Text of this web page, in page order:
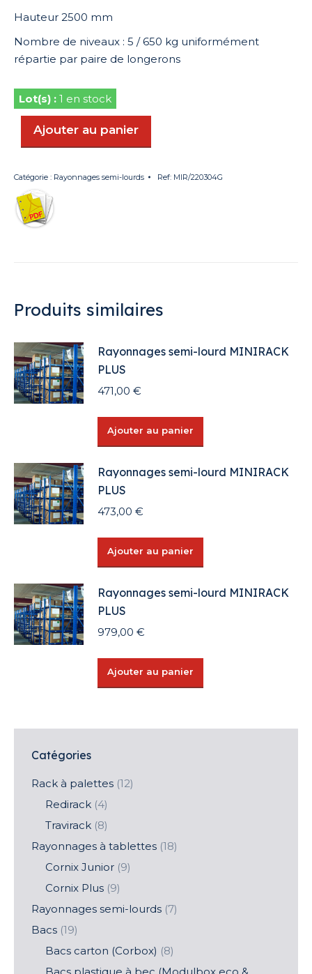
Hauteur 2500 mm
Nombre de niveaux : 5 / 650 kg uniformément
répartie par paire de longerons
1 en stock
Ajouter au panier
Catégorie : Rayonnages semi-lourds Ref: MIR/220304G
Produits similaires
Rayonnages semi-lourd MINIRACK
PLUS
471,00 €
Ajouter au panier
Rayonnages semi-lourd MINIRACK
PLUS
473,00 €
Ajouter au panier
Rayonnages semi-lourd MINIRACK
PLUS
979,00 €
Ajouter au panier
Catégories
Rack à palettes (12)
Redirack (4)
Travirack (8)
Rayonnages à tablettes (18)
Cornix Junior (9)
Cornix Plus (9)
Rayonnages semi-lourds (7)
Bacs (19)
Bacs carton (Corbox) (8)